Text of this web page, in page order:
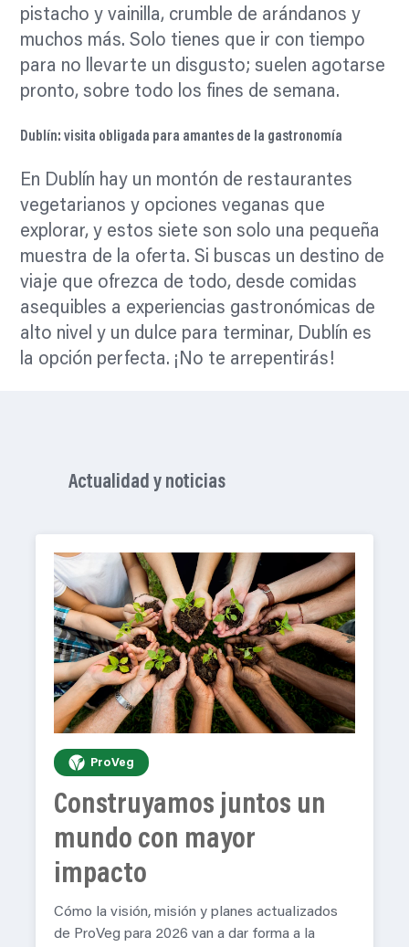
pistacho y vainilla, crumble de arándanos y
muchos más. Solo tienes que ir con tiempo
para no llevarte un disgusto; suelen agotarse
pronto, sobre todo los fines de semana.
Dublín: visita obligada para amantes de la gastronomía
En Dublín hay un montón de restaurantes
vegetarianos y opciones veganas que
explorar, y estos siete son solo una pequeña
muestra de la oferta. Si buscas un destino de
viaje que ofrezca de todo, desde comidas
asequibles a experiencias gastronómicas de
alto nivel y un dulce para terminar, Dublín es
la opción perfecta. ¡No te arrepentirás!
Actualidad y noticias
ProVeg
Construyamos juntos un
mundo con mayor
impacto
Cómo la visión, misión y planes actualizados
de ProVeg para 2026 van a dar forma a la